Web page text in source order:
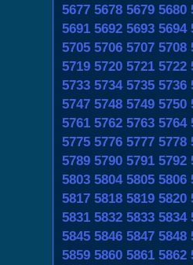
5677 5678 5679 5680
5691 5692 5693 5694
5705 5706 5707 5708
5719 5720 5721 5722
5733 5734 5735 5736
5747 5748 5749 5750
5761 5762 5763 5764
5775 5776 5777 5778
5789 5790 5791 5792
5803 5804 5805 5806
5817 5818 5819 5820
5831 5832 5833 5834
5845 5846 5847 5848
5859 5860 5861 5862